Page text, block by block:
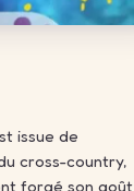
issue de
cross-country,
forgé son goût